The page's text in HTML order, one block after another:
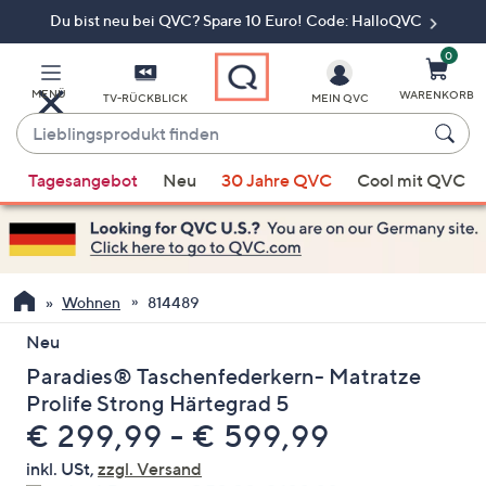
Du bist neu bei QVC? Spare 10 Euro! Code: HalloQVC
MENÜ TV-RÜCKBLICK
Lieblingsprodukt
finden
Vorschläge
verfügbar
sind,
verwenden
Sie
die
Pfeiltasten
nach
oben
und
nach
unten
MEIN QVC
0
WARENKORB
Tagesangebot Neu 30 Jahre QVC Cool mit QVC
Wohnen 814489
Neu
Paradies® Taschenfederkern- Matratze
Prolife Strong Härtegrad 5
€ 299,99 - € 599,99
inkl. USt, zzgl. Versand